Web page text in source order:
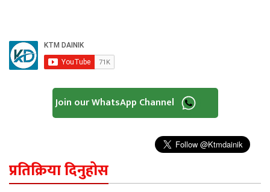
Join our WhatsApp Channel
प्रतिक्रिया दिनुहोस